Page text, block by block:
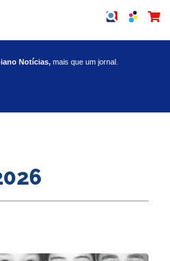
Notícias,mais que um jornal.